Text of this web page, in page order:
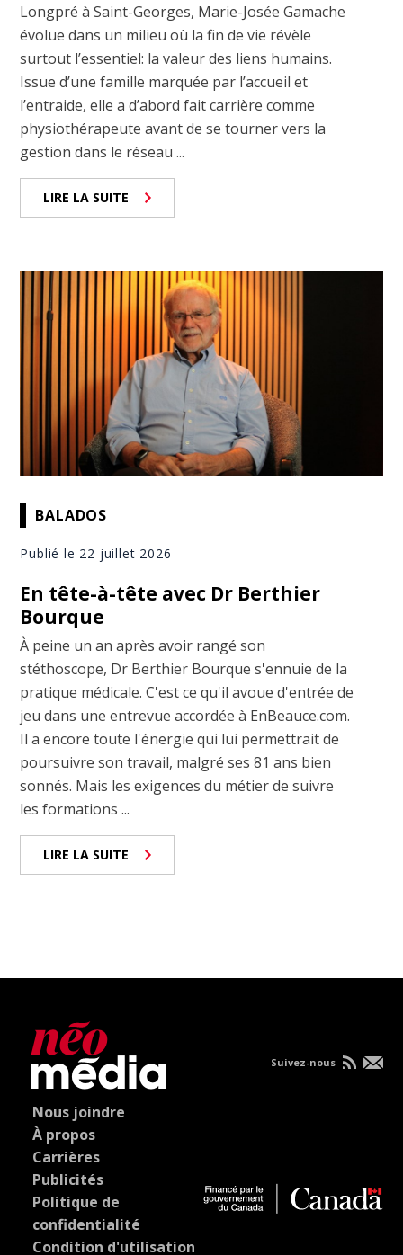
Longpré à Saint-Georges, Marie-Josée Gamache
évolue dans un milieu où la fin de vie révèle
surtout l’essentiel: la valeur des liens humains.
Issue d’une famille marquée par l’accueil et
l’entraide, elle a d’abord fait carrière comme
physiothérapeute avant de se tourner vers la
gestion dans le réseau ...
LIRE LA SUITE
BALADOS
Publié le 22 juillet 2026
En tête-à-tête avec Dr Berthier
Bourque
À peine un an après avoir rangé son
stéthoscope, Dr Berthier Bourque s'ennuie de la
pratique médicale. C'est ce qu'il avoue d'entrée de
jeu dans une entrevue accordée à EnBeauce.com.
Il a encore toute l'énergie qui lui permettrait de
poursuivre son travail, malgré ses 81 ans bien
sonnés. Mais les exigences du métier de suivre
les formations ...
LIRE LA SUITE
Nous joindre
À propos
Carrières
Publicités
Politique de
confidentialité
Condition d'utilisation
Suivez-nous